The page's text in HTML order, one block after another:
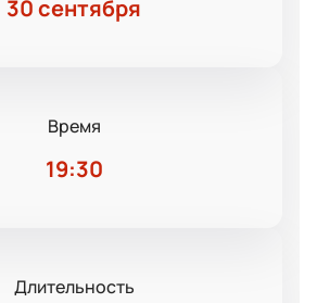
30 сентября
Время
19:30
Длительность